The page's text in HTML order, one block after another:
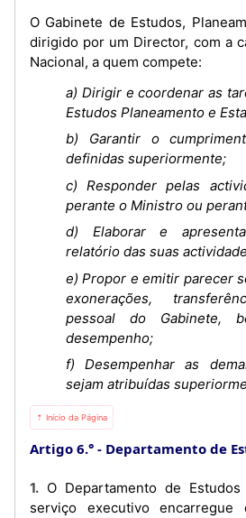
O Gabinete de Estudos,
dirigido por um Director, com a
Nacional, a quem compete:
a) Dirigir e coordenar as
Estudos Planeamento e
b) Garantir o
definidas superiormente;
c) Responder pelas
perante o Ministro ou
d) Elaborar e
relatório das suas
e) Propor e emitir parecer
exonerações,
pessoal do Gabinete,
desempenho;
f) Desempenhar as
sejam atribuídas
⇡ Início da Página
Artigo 6.° Departamento de
1. O Departamento de Estudos e Estatística é um
serviço executivo encarregue